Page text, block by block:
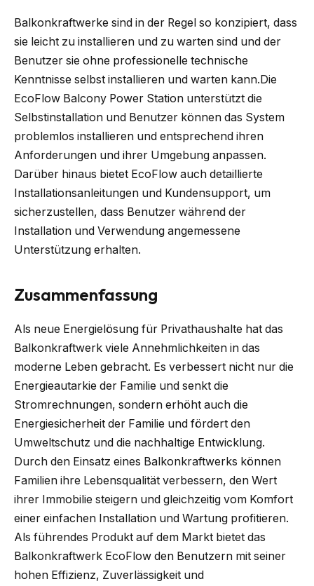
Balkonkraftwerke sind in der Regel so konzipiert, dass
sie leicht zu installieren und zu warten sind und der
Benutzer sie ohne professionelle technische
Kenntnisse selbst installieren und warten kann.Die
EcoFlow Balcony Power Station unterstützt die
Selbstinstallation und Benutzer können das System
problemlos installieren und entsprechend ihren
Anforderungen und ihrer Umgebung anpassen.
Darüber hinaus bietet EcoFlow auch detaillierte
Installationsanleitungen und Kundensupport, um
sicherzustellen, dass Benutzer während der
Installation und Verwendung angemessene
Unterstützung erhalten.
Zusammenfassung
Als neue Energielösung für Privathaushalte hat das
Balkonkraftwerk viele Annehmlichkeiten in das
moderne Leben gebracht. Es verbessert nicht nur die
Energieautarkie der Familie und senkt die
Stromrechnungen, sondern erhöht auch die
Energiesicherheit der Familie und fördert den
Umweltschutz und die nachhaltige Entwicklung.
Durch den Einsatz eines Balkonkraftwerks können
Familien ihre Lebensqualität verbessern, den Wert
ihrer Immobilie steigern und gleichzeitig vom Komfort
einer einfachen Installation und Wartung profitieren.
Als führendes Produkt auf dem Markt bietet das
Balkonkraftwerk EcoFlow den Benutzern mit seiner
hohen Effizienz, Zuverlässigkeit und